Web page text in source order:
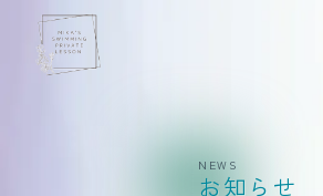
NEWS
お知らせ